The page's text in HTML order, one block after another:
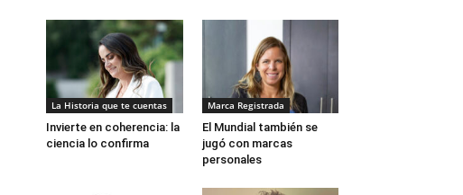
La Historia que te cuentas
Invierte en coherencia: la
ciencia lo confirma
Marca Registrada
El Mundial también se
jugó con marcas
personales